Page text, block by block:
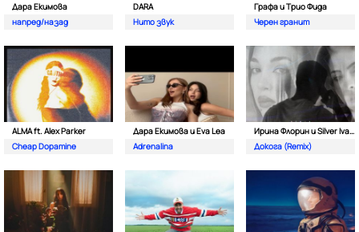
Дара Екимова
напред/назад
DARA
Нито звук
Графа и Трио Фида
Черен гранит
ALMA ft. Alex Parker
Cheap Dopamine
Дара Екимова и Eva Lea
Adrenalina
Ирина Флорин и Silver Ivanov
Докога (Remix)